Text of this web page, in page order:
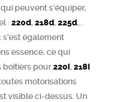
peuvent s’équiper,
:220d,218d,225d,...
s'est également
essence, ce qui
boitiers pour220i,218i
motorisations
visible ci-dessus. Un